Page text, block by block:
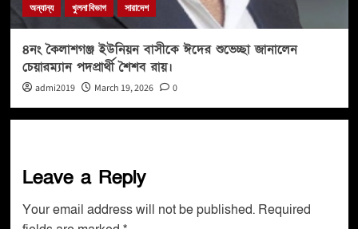
অন্যান্য খুলনা বিভাগ সারাদেশ
৪নং কৈলাশগঞ্জ ইউনিয়ন বাসীকে ঈদের শুভেচ্ছা জানালেন
চেয়ারম্যান পদপ্রার্থী শৈশব রায়।
admi2019 March 19, 2026 0
Leave a Reply
Your email address will not be published. Required